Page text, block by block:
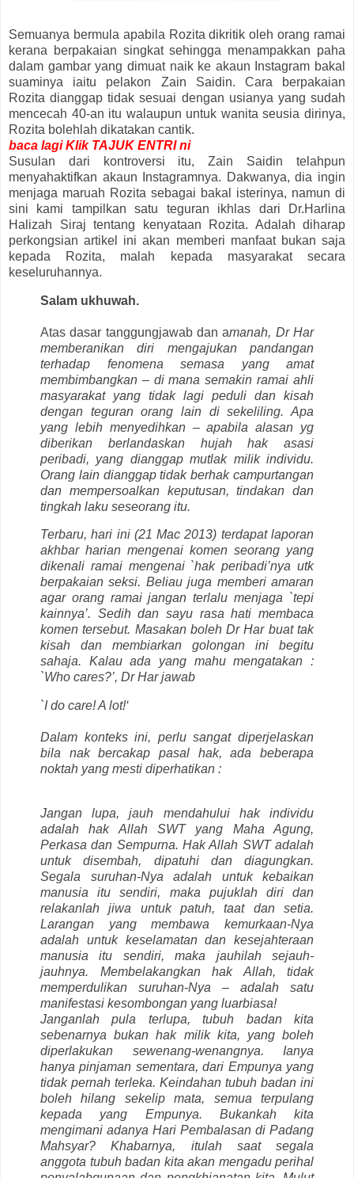
Semuanya bermula apabila Rozita dikritik oleh orang ramai
kerana berpakaian singkat sehingga menampakkan paha
dalam gambar yang dimuat naik ke akaun Instagram bakal
suaminya iaitu pelakon Zain Saidin. Cara berpakaian
Rozita dianggap tidak sesuai dengan usianya yang sudah
mencecah 40-an itu walaupun untuk wanita seusia dirinya,
Rozita bolehlah dikatakan cantik.
baca lagi Klik TAJUK ENTRI ni
Susulan dari kontroversi itu, Zain Saidin telahpun
menyahaktifkan akaun Instagramnya. Dakwanya, dia ingin
menjaga maruah Rozita sebagai bakal isterinya, namun di
sini kami tampilkan satu teguran ikhlas dari Dr.Harlina
Halizah Siraj tentang kenyataan Rozita. Adalah diharap
perkongsian artikel ini akan memberi manfaat bukan saja
kepada Rozita, malah kepada masyarakat secara
keseluruhannya.
Salam ukhuwah.
Atas dasar tanggungjawab dan amanah, Dr Har
memberanikan diri mengajukan pandangan
terhadap fenomena semasa yang amat
membimbangkan – di mana semakin ramai ahli
masyarakat yang tidak lagi peduli dan kisah
dengan teguran orang lain di sekeliling. Apa
yang lebih menyedihkan – apabila alasan yg
diberikan berlandaskan hujah hak asasi
peribadi, yang dianggap mutlak milik individu.
Orang lain dianggap tidak berhak campurtangan
dan mempersoalkan keputusan, tindakan dan
tingkah laku seseorang itu.
Terbaru, hari ini (21 Mac 2013) terdapat laporan
akhbar harian mengenai komen seorang yang
dikenali ramai mengenai `hak peribadi’nya utk
berpakaian seksi. Beliau juga memberi amaran
agar orang ramai jangan terlalu menjaga `tepi
kainnya’. Sedih dan sayu rasa hati membaca
komen tersebut. Masakan boleh Dr Har buat tak
kisah dan membiarkan golongan ini begitu
sahaja. Kalau ada yang mahu mengatakan :
`Who cares?’, Dr Har jawab
`I do care! A lot!‘
Dalam konteks ini, perlu sangat diperjelaskan
bila nak bercakap pasal hak, ada beberapa
noktah yang mesti diperhatikan :
Jangan lupa, jauh mendahului hak individu
adalah hak Allah SWT yang Maha Agung,
Perkasa dan Sempurna. Hak Allah SWT adalah
untuk disembah, dipatuhi dan diagungkan.
Segala suruhan-Nya adalah untuk kebaikan
manusia itu sendiri, maka pujuklah diri dan
relakanlah jiwa untuk patuh, taat dan setia.
Larangan yang membawa kemurkaan-Nya
adalah untuk keselamatan dan kesejahteraan
manusia itu sendiri, maka jauhilah sejauh-
jauhnya. Membelakangkan hak Allah, tidak
memperdulikan suruhan-Nya – adalah satu
manifestasi kesombongan yang luarbiasa!
Janganlah pula terlupa, tubuh badan kita
sebenarnya bukan hak milik kita, yang boleh
diperlakukan sewenang-wenangnya. Ianya
hanya pinjaman sementara, dari Empunya yang
tidak pernah terleka. Keindahan tubuh badan ini
boleh hilang sekelip mata, semua terpulang
kepada yang Empunya. Bukankah kita
mengimani adanya Hari Pembalasan di Padang
Mahsyar? Khabarnya, itulah saat segala
anggota tubuh badan kita akan mengadu perihal